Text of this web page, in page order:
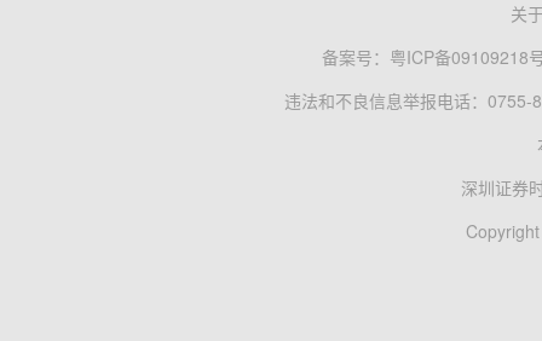
关
备案号： 粤ICP备09109218
违法和不良信息举报电话：0755-
深圳证券